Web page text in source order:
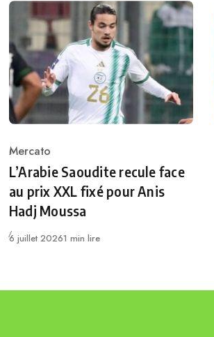
Category
Mercato
L’Arabie Saoudite recule face
au prix XXL fixé pour Anis
Hadj Moussa
Publié
6 juillet 20261 min lire